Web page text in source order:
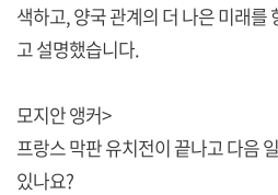
색하고, 양국 관계의 더 나은 미래를
고 설명했습니다.
모지안 앵커>
프랑스 막판 유치전이 끝나고 다음
있나요?